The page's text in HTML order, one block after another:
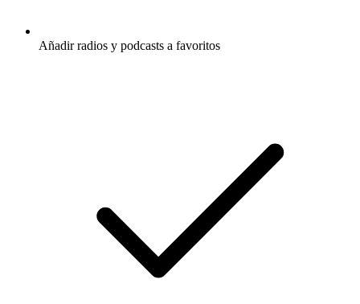
Añadir radios y podcasts a favoritos